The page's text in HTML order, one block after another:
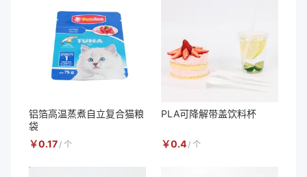
铝箔高温蒸煮自立复合猫粮
袋
￥0.17 / 个
PLA可降解带盖饮料杯
￥0.4 / 个